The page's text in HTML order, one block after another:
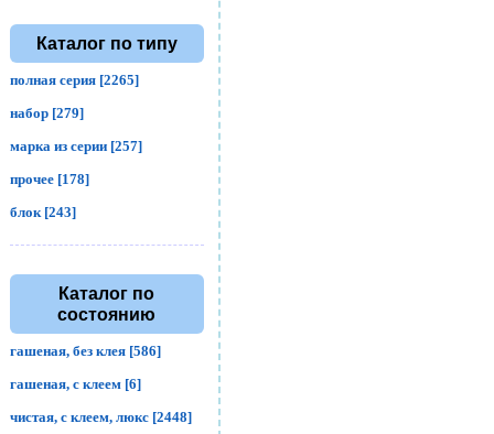
Каталог по типу
полная серия [2265]
набор [279]
марка из серии [257]
прочее [178]
блок [243]
Каталог по
состоянию
гашеная, без клея [586]
гашеная, с клеем [6]
чистая, с клеем, люкс [2448]